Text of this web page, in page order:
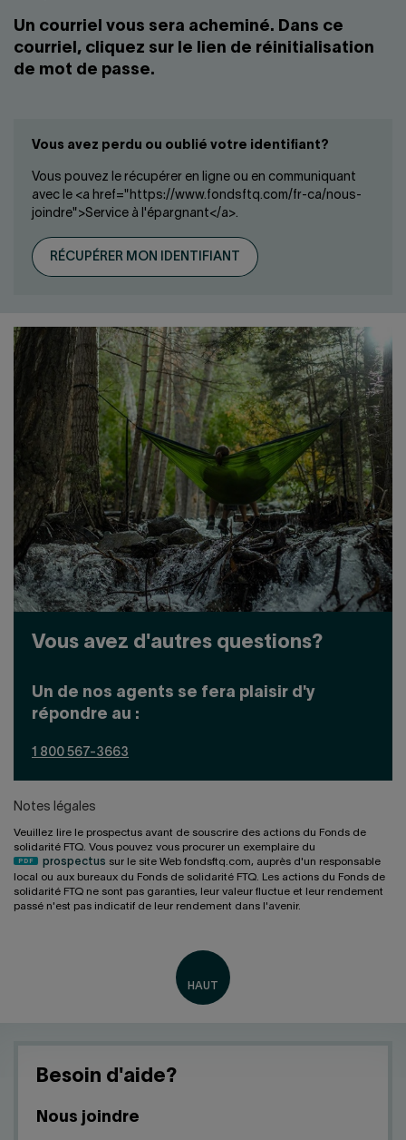
Un courriel vous sera acheminé. Dans ce
courriel, cliquez sur le lien de réinitialisation
de mot de passe.
Vous avez perdu ou oublié votre identifiant?
Vous pouvez le récupérer en ligne ou en communiquant
avec le <a href="https://www.fondsftq.com/fr-ca/nous-
joindre">Service à l'épargnant</a>.
RÉCUPÉRER MON IDENTIFIANT
Vous avez d'autres questions?
Un de nos agents se fera plaisir d'y
répondre au :
1 800 567-3663
Notes légales
Veuillez lire le prospectus avant de souscrire des actions du Fonds de
solidarité FTQ. Vous pouvez vous procurer un exemplaire du
prospectus sur le site Web fondsftq.com, auprès d'un responsable
local ou aux bureaux du Fonds de solidarité FTQ. Les actions du Fonds de
solidarité FTQ ne sont pas garanties, leur valeur fluctue et leur rendement
passé n'est pas indicatif de leur rendement dans l'avenir.
Besoin d'aide?
Nous joindre